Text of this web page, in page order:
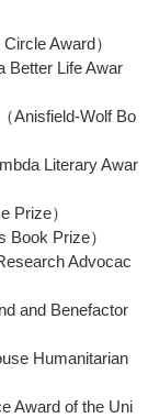
Award）
Better Life Awar
Anisfield-Wolf Bo
Literary Awar
Prize）
Prize）
Advocac
and Benefactor
Humanitarian
Award of the Uni